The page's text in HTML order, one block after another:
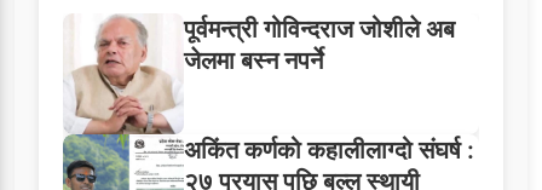
पूर्वमन्त्री गोविन्दराज जोशीले अब
जेलमा बस्न नपर्ने
अकिंत कर्णको कहालीलाग्दो संघर्ष :
२७ प्रयास पछि बल्ल स्थायी